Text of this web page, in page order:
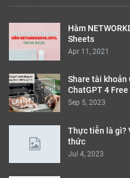
Hàm
Sheets
Apr 11, 2021
Share tài khoản
ChatGPT 4 Free
Sep 5, 2023
Thực tiễn là gì?
thức
Jul 4, 2023